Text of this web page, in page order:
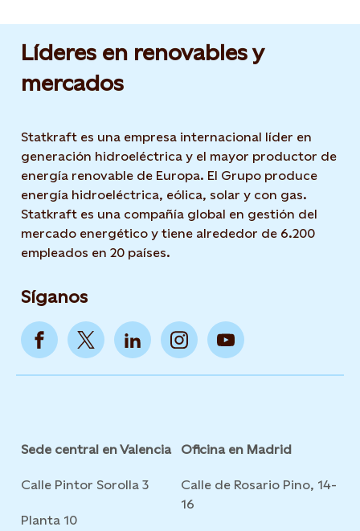
Líderes en renovables y
mercados
Statkraft es una empresa internacional líder en
generación hidroeléctrica y el mayor productor de
energía renovable de Europa. El Grupo produce
energía hidroeléctrica, eólica, solar y con gas.
Statkraft es una compañía global en gestión del
mercado energético y tiene alrededor de 6.200
empleados en 20 países.
Síganos
Sede central en Valencia
Calle Pintor Sorolla 3
Planta 10
Oficina en Madrid
Calle de Rosario Pino, 14-
16